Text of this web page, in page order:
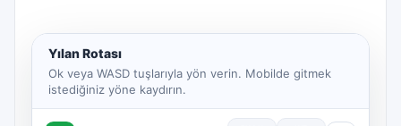
Yılan Rotası
Ok veya WASD tuşlarıyla yön verin. Mobilde gitmek
istediğiniz yöne kaydırın.